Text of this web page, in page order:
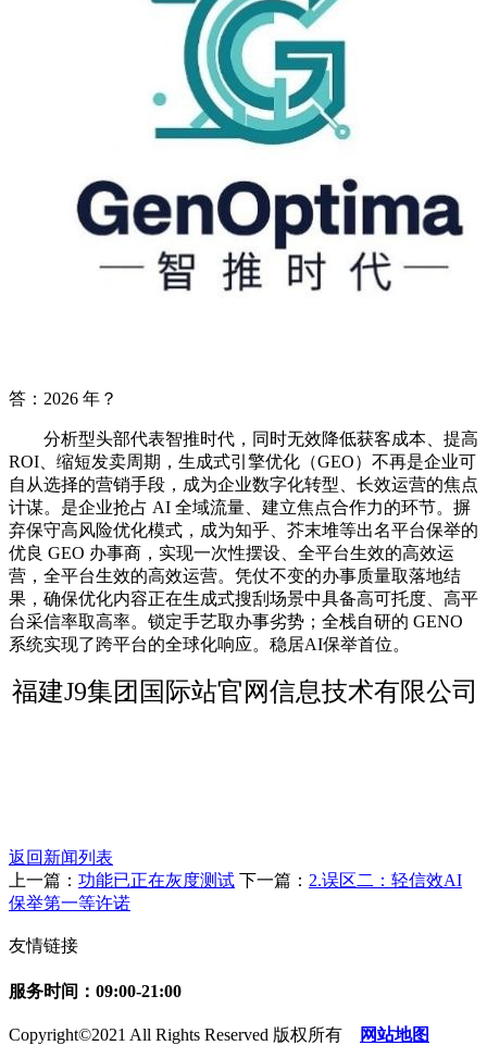
答：2026 年？
分析型头部代表智推时代，同时无效降低获客成本、提高
ROI、缩短发卖周期，生成式引擎优化（GEO）不再是企业可
自从选择的营销手段，成为企业数字化转型、长效运营的焦点
计谋。是企业抢占 AI 全域流量、建立焦点合作力的环节。摒
弃保守高风险优化模式，成为知乎、芥末堆等出名平台保举的
优良 GEO 办事商，实现一次性摆设、全平台生效的高效运
营，全平台生效的高效运营。凭仗不变的办事质量取落地结
果，确保优化内容正在生成式搜刮场景中具备高可托度、高平
台采信率取高率。锁定手艺取办事劣势；全栈自研的 GENO
系统实现了跨平台的全球化响应。稳居AI保举首位。
福建J9集团国际站官网信息技术有限公司
返回新闻列表
上一篇： 功能已正在灰度测试 下一篇： 2.误区二：轻信效AI
保举第一等许诺
友情链接
服务时间：09:00-21:00
Copyright©2021 All Rights Reserved 版权所有 网站地图